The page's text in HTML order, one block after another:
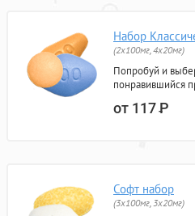
Набор
(2x100мг, 4x20мг)
Попробуй и
понравившийся
от 117Р
Софт набор
(3x100мг, 3x20мг)